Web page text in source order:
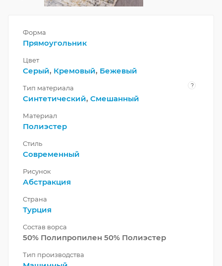
Форма
Прямоугольник
Цвет
Серый, Кремовый, Бежевый
Тип материала ?
Синтетический, Смешанный
Материал
Полиэстер
Стиль
Современный
Рисунок
Абстракция
Страна
Турция
Состав ворса
50% Полипропилен 50% Полиэстер
Тип производства